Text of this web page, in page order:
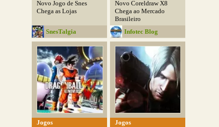
Novo Jogo de Snes
Chega as Lojas
SnesTalgia
Novo Coreldraw X8
Chega ao Mercado
Brasileiro
Infotec Blog
Jogos
Jogos